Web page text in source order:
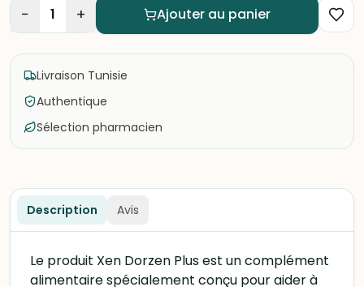
− 1 + Ajouter au panier
Livraison Tunisie
Authentique
Sélection pharmacien
Description Avis
Le produit Xen Dorzen Plus est un complément
alimentaire spécialement conçu pour aider à